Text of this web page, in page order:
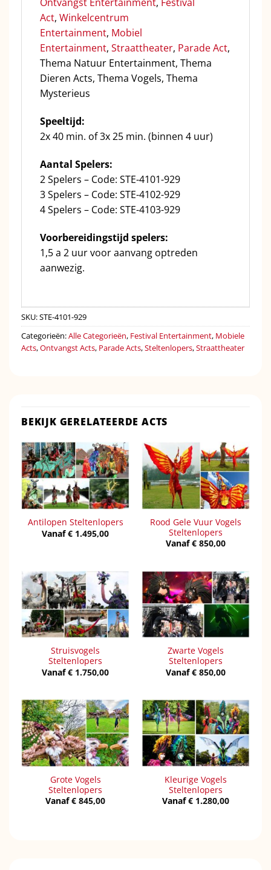
Act, Winkelcentrum
Entertainment, Mobiel
Entertainment, Straattheater, Parade Act,
Thema Natuur Entertainment, Thema
Dieren Acts, Thema Vogels, Thema
Mysterieus
Speeltijd:
2x 40 min. of 3x 25 min. (binnen 4 uur)
Aantal Spelers:
2 Spelers – Code: STE-4101-929
3 Spelers – Code: STE-4102-929
4 Spelers – Code: STE-4103-929
Voorbereidingstijd spelers:
1,5 a 2 uur voor aanvang optreden
aanwezig.
SKU:STE-4101-929
Categorieën:Alle Categorieën, Festival Entertainment, Mobiele
Acts,Ontvangst Acts, Parade Acts,Steltenlopers,Straattheater
BEKIJK GERELATEERDE ACTS
Antilopen Steltenlopers
Vanaf€ 1.495,00
Rood Gele Vuur Vogels
Steltenlopers
Vanaf€ 850,00
Struisvogels
Steltenlopers
Vanaf€ 1.750,00
Zwarte Vogels
Steltenlopers
Vanaf€ 850,00
Grote Vogels
Steltenlopers
Vanaf€ 845,00
Kleurige Vogels
Steltenlopers
Vanaf€ 1.280,00